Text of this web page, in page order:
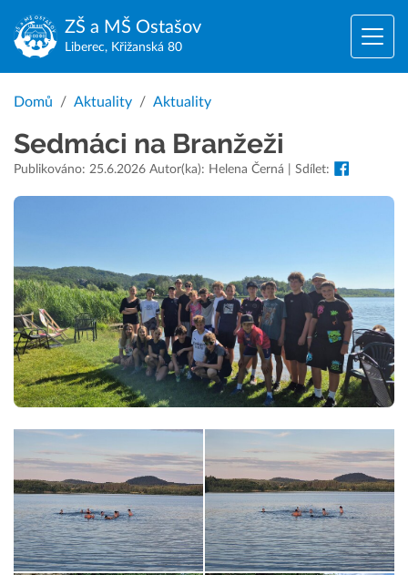
ZŠ a MŠ Ostašov
Liberec, Křižanská 80
Domů Aktuality Aktuality
Sedmáci na Branžeži
Publikováno: 25.6.2026 Autor(ka): Helena Černá | Sdílet: